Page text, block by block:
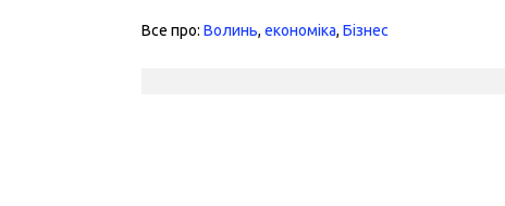
Все про:Волинь,економіка,Бізнес